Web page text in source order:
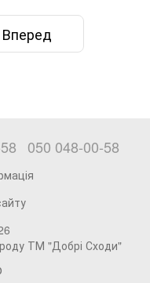
Вперед
050 048-00-58
ТМ "Добрі Сходи"